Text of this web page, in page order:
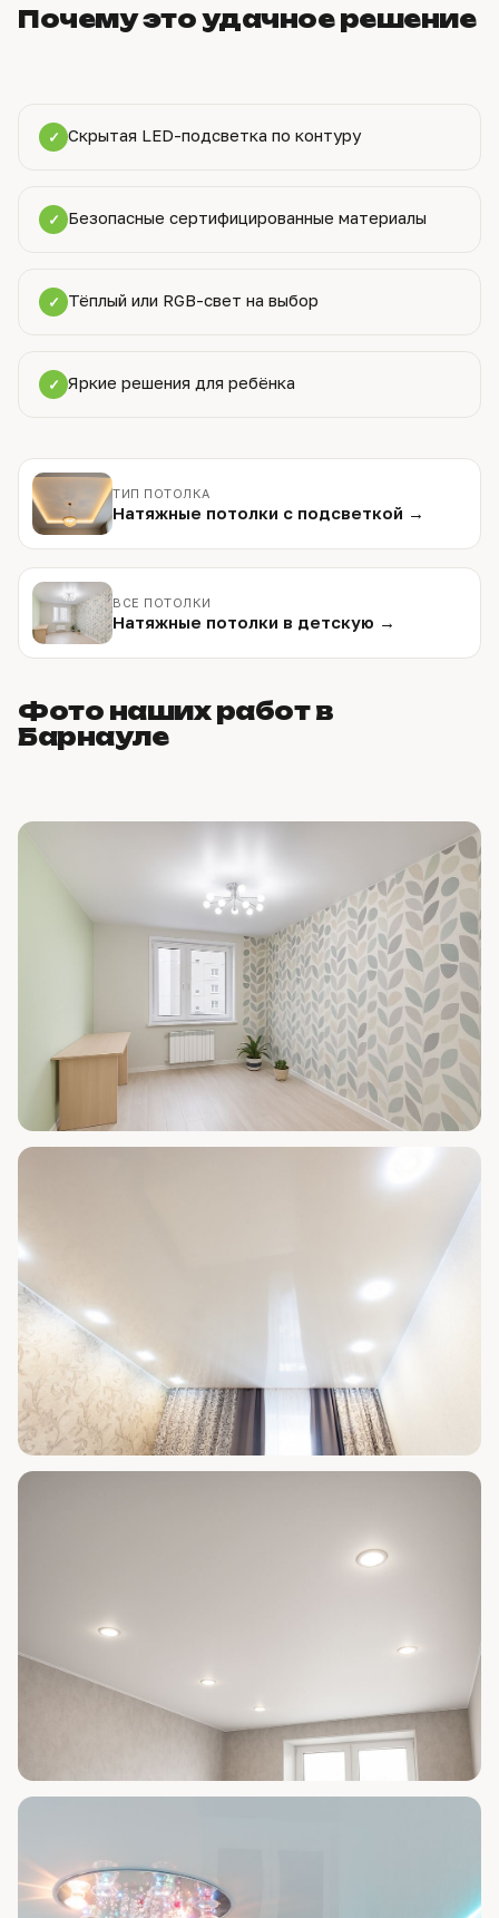
Почему это удачное решение
✓ Скрытая LED-подсветка по контуру
✓ Безопасные сертифицированные материалы
✓ Тёплый или RGB-свет на выбор
✓ Яркие решения для ребёнка
ТИП ПОТОЛКА
Натяжные потолки с подсветкой →
ВСЕ ПОТОЛКИ
Натяжные потолки в детскую →
Фото наших работ в
Барнауле